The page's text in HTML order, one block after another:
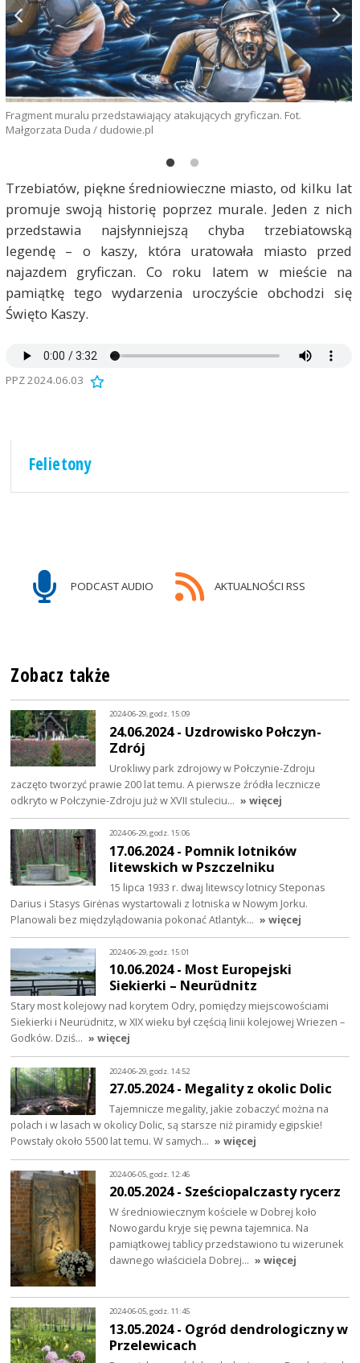
Fragment muralu przedstawiający atakujących gryficzan. Fot.
Małgorzata Duda / dudowie.pl
Trzebiatów, piękne średniowieczne miasto, od kilku lat
promuje swoją historię poprzez murale. Jeden z nich
przedstawia najsłynniejszą chyba trzebiatowską
legendę – o kaszy, która uratowała miasto przed
najazdem gryficzan. Co roku latem w mieście na
pamiątkę tego wydarzenia uroczyście obchodzi się
Święto Kaszy.
PPZ 2024.06.03
Felietony
PODCAST AUDIO AKTUALNOŚCI RSS
Zobacz także
2024-06-29, godz. 15:09
24.06.2024 - Uzdrowisko Połczyn-
Zdrój
Urokliwy park zdrojowy w Połczynie-Zdroju
zaczęto tworzyć prawie 200 lat temu. A pierwsze źródła lecznicze
odkryto w Połczynie-Zdroju już w XVII stuleciu… » więcej
2024-06-29, godz. 15:06
17.06.2024 - Pomnik lotników
litewskich w Pszczelniku
15 lipca 1933 r. dwaj litewscy lotnicy Steponas
Darius i Stasys Girėnas wystartowali z lotniska w Nowym Jorku.
Planowali bez międzylądowania pokonać Atlantyk… » więcej
2024-06-29, godz. 15:01
10.06.2024 - Most Europejski
Siekierki – Neurüdnitz
Stary most kolejowy nad korytem Odry, pomiędzy miejscowościami
Siekierki i Neurüdnitz, w XIX wieku był częścią linii kolejowej Wriezen –
Godków. Dziś… » więcej
2024-06-29, godz. 14:52
27.05.2024 - Megality z okolic Dolic
Tajemnicze megality, jakie zobaczyć można na
polach i w lasach w okolicy Dolic, są starsze niż piramidy egipskie!
Powstały około 5500 lat temu. W samych… » więcej
2024-06-05, godz. 12:46
20.05.2024 - Sześciopalczasty rycerz
W średniowiecznym kościele w Dobrej koło
Nowogardu kryje się pewna tajemnica. Na
pamiątkowej tablicy przedstawiono tu wizerunek
dawnego właściciela Dobrej… » więcej
2024-06-05, godz. 11:45
13.05.2024 - Ogród dendrologiczny w
Przelewicach